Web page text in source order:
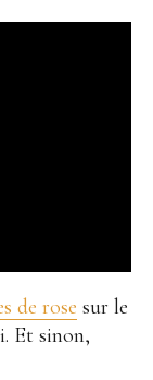
de rose sur le
Et sinon,